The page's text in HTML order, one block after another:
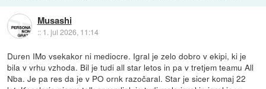
Musashi
:: 1. jul 2026, 11:14
Duren IMo vsekakor ni mediocre. Igral je zelo dobro v ekipi, ki je
bila v vrhu vzhoda. Bil je tudi all star letos in pa v tretjem teamu All
Nba. Je pa res da je v PO ornk razočaral. Star je sicer komaj 22